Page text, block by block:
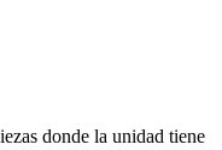
donde la unidad tiene